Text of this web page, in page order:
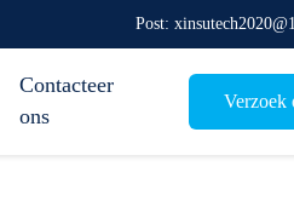
Post:
Contacteer
ons
Verzoek